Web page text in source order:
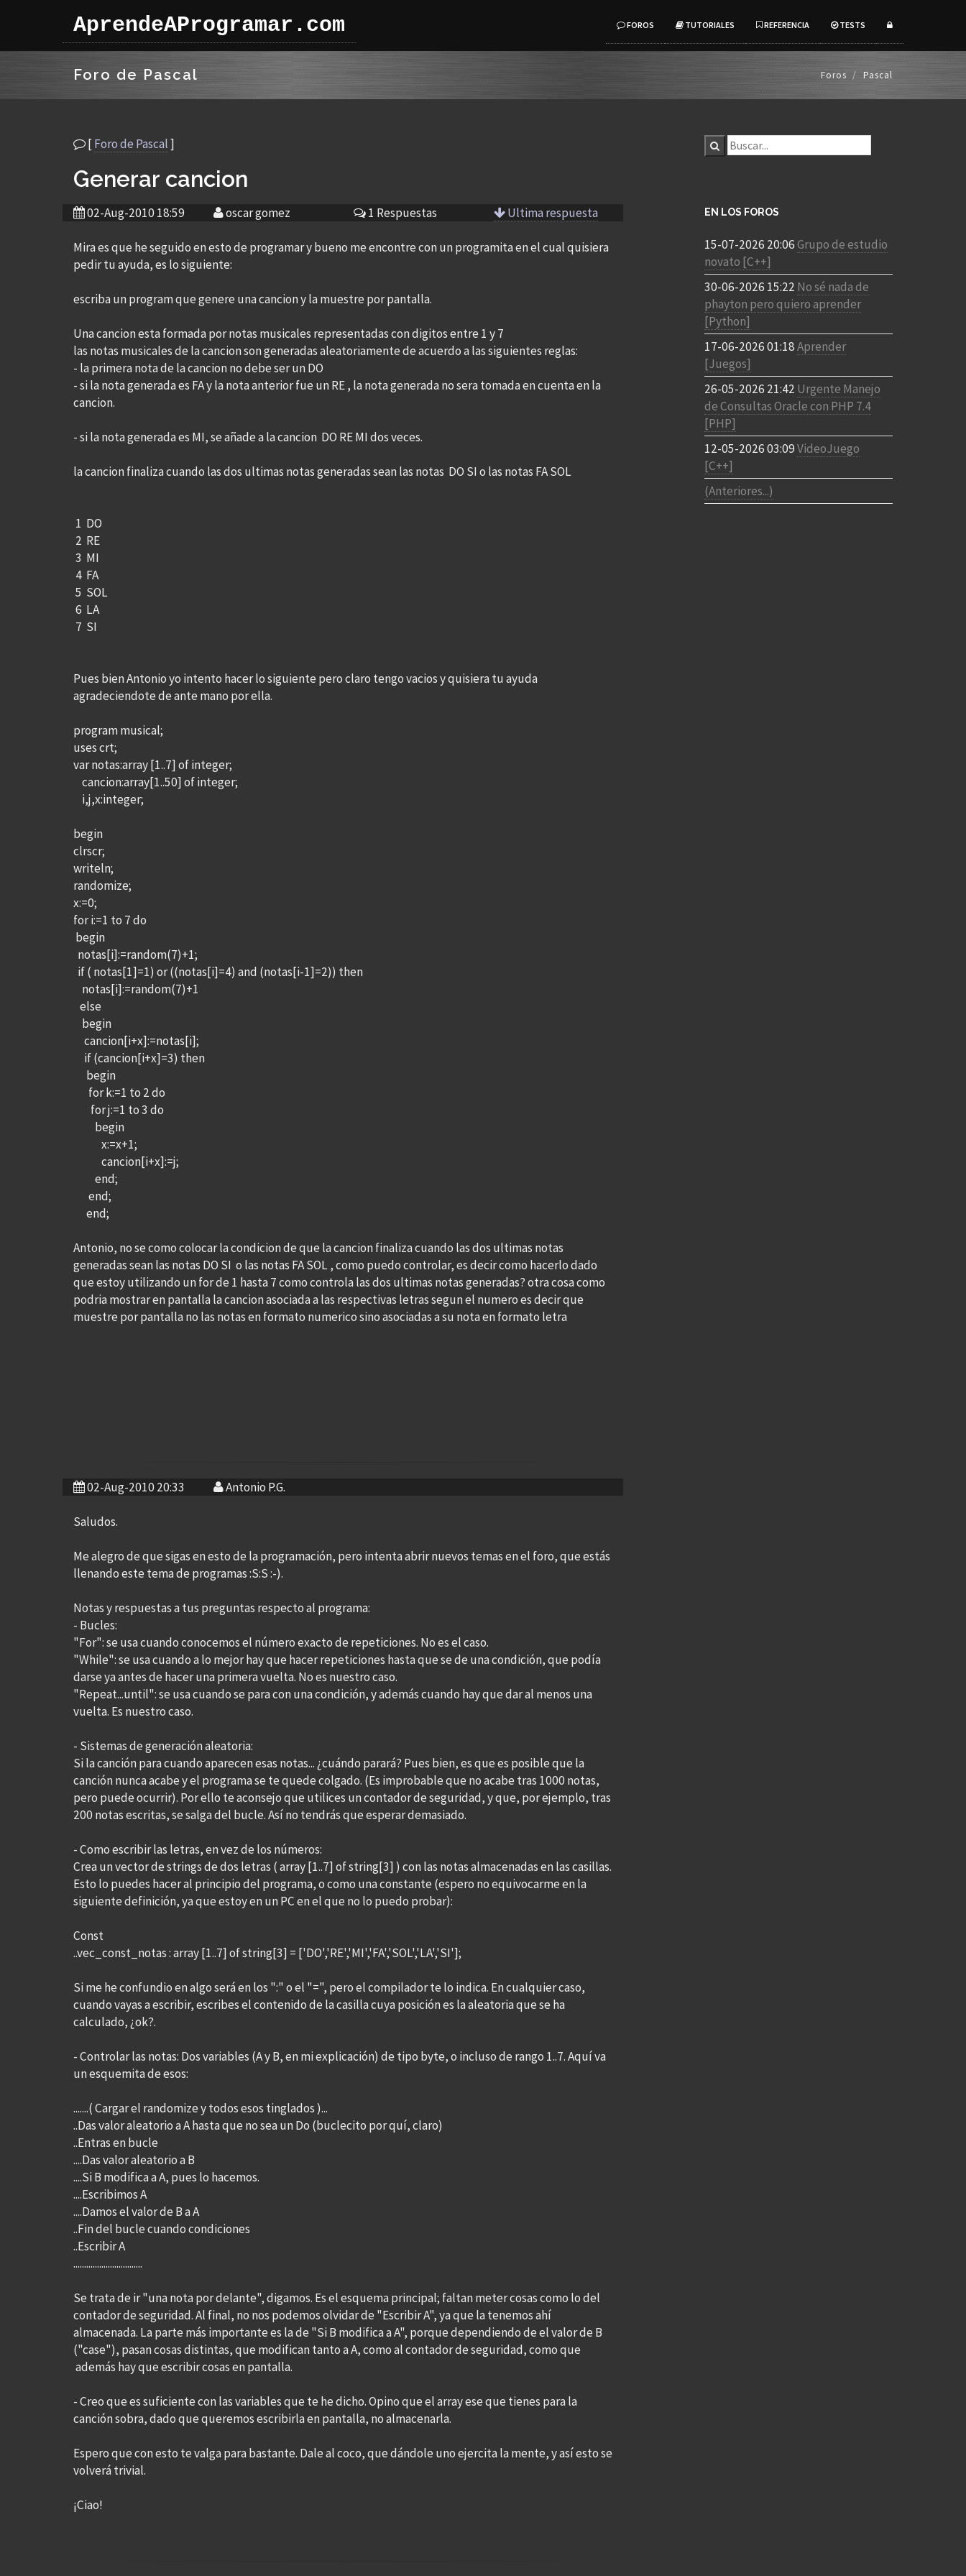
AprendeAProgramar.com FOROS TUTORIALES REFERENCIA TESTS
Foro de Pascal Foros Pascal
[Foro de Pascal]
Generar cancion
02-Aug-2010 18:59 oscar gomez 1 Respuestas Ultima respuesta
Mira es que he seguido en esto de programar y bueno me encontre con un programita en el cual quisiera
pedir tu ayuda, es lo siguiente:
escriba un program que genere una cancion y la muestre por pantalla.
Una cancion esta formada por notas musicales representadas con digitos entre 1 y 7
las notas musicales de la cancion son generadas aleatoriamente de acuerdo a las siguientes reglas:
- la primera nota de la cancion no debe ser un DO
- si la nota generada es FA y la nota anterior fue un RE , la nota generada no sera tomada en cuenta en la
cancion.
- si la nota generada es MI, se añade a la cancion DO RE MI dos veces.
la cancion finaliza cuando las dos ultimas notas generadas sean las notas DO SI o las notas FA SOL
1 DO
2 RE
3 MI
4 FA
5 SOL
6 LA
7 SI
Pues bien Antonio yo intento hacer lo siguiente pero claro tengo vacios y quisiera tu ayuda
agradeciendote de ante mano por ella.
program musical;
uses crt;
var notas:array [1..7] of integer;
cancion:array[1..50] of integer;
i,j,x:integer;
begin
clrscr;
writeln;
randomize;
x:=0;
for i:=1 to 7 do
begin
notas[i]:=random(7)+1;
if ( notas[1]=1) or ((notas[i]=4) and (notas[i-1]=2)) then
notas[i]:=random(7)+1
else
begin
cancion[i+x]:=notas[i];
if (cancion[i+x]=3) then
begin
for k:=1 to 2 do
for j:=1 to 3 do
begin
x:=x+1;
cancion[i+x]:=j;
end;
end;
end;
Antonio, no se como colocar la condicion de que la cancion finaliza cuando las dos ultimas notas
generadas sean las notas DO SI o las notas FA SOL , como puedo controlar, es decir como hacerlo dado
que estoy utilizando un for de 1 hasta 7 como controla las dos ultimas notas generadas? otra cosa como
podria mostrar en pantalla la cancion asociada a las respectivas letras segun el numero es decir que
muestre por pantalla no las notas en formato numerico sino asociadas a su nota en formato letra
02-Aug-2010 20:33 Antonio P.G.
Saludos.
Me alegro de que sigas en esto de la programación, pero intenta abrir nuevos temas en el foro, que estás
llenando este tema de programas :S:S :-).
Notas y respuestas a tus preguntas respecto al programa:
- Bucles:
"For": se usa cuando conocemos el número exacto de repeticiones. No es el caso.
"While": se usa cuando a lo mejor hay que hacer repeticiones hasta que se de una condición, que podía
darse ya antes de hacer una primera vuelta. No es nuestro caso.
"Repeat...until": se usa cuando se para con una condición, y además cuando hay que dar al menos una
vuelta. Es nuestro caso.
- Sistemas de generación aleatoria:
Si la canción para cuando aparecen esas notas... ¿cuándo parará? Pues bien, es que es posible que la
canción nunca acabe y el programa se te quede colgado. (Es improbable que no acabe tras 1000 notas,
pero puede ocurrir). Por ello te aconsejo que utilices un contador de seguridad, y que, por ejemplo, tras
200 notas escritas, se salga del bucle. Así no tendrás que esperar demasiado.
- Como escribir las letras, en vez de los números:
Crea un vector de strings de dos letras ( array [1..7] of string[3] ) con las notas almacenadas en las casillas.
Esto lo puedes hacer al principio del programa, o como una constante (espero no equivocarme en la
siguiente definición, ya que estoy en un PC en el que no lo puedo probar):
Const
..vec_const_notas : array [1..7] of string[3] = ['DO','RE','MI','FA','SOL','LA','SI'];
Si me he confundio en algo será en los ":" o el "=", pero el compilador te lo indica. En cualquier caso,
cuando vayas a escribir, escribes el contenido de la casilla cuya posición es la aleatoria que se ha
calculado, ¿ok?.
- Controlar las notas: Dos variables (A y B, en mi explicación) de tipo byte, o incluso de rango 1..7. Aquí va
un esquemita de esos:
.......( Cargar el randomize y todos esos tinglados )...
..Das valor aleatorio a A hasta que no sea un Do (buclecito por quí, claro)
..Entras en bucle
....Das valor aleatorio a B
....Si B modifica a A, pues lo hacemos.
....Escribimos A
....Damos el valor de B a A
..Fin del bucle cuando condiciones
..Escribir A
................................
Se trata de ir "una nota por delante", digamos. Es el esquema principal; faltan meter cosas como lo del
contador de seguridad. Al final, no nos podemos olvidar de "Escribir A", ya que la tenemos ahí
almacenada. La parte más importante es la de "Si B modifica a A", porque dependiendo de el valor de B
("case"), pasan cosas distintas, que modifican tanto a A, como al contador de seguridad, como que
además hay que escribir cosas en pantalla.
- Creo que es suficiente con las variables que te he dicho. Opino que el array ese que tienes para la
canción sobra, dado que queremos escribirla en pantalla, no almacenarla.
Espero que con esto te valga para bastante. Dale al coco, que dándole uno ejercita la mente, y así esto se
volverá trivial.
¡Ciao!
EN LOS FOROS
15-07-2026 20:06Grupo de estudio
novato [C++]
30-06-2026 15:22 No sé nada de
phayton pero quiero aprender
[Python]
17-06-2026 01:18Aprender
[Juegos]
26-05-2026 21:42 Urgente Manejo
de Consultas Oracle con PHP 7.4
[PHP]
12-05-2026 03:09VideoJuego
[C++]
(Anteriores...)